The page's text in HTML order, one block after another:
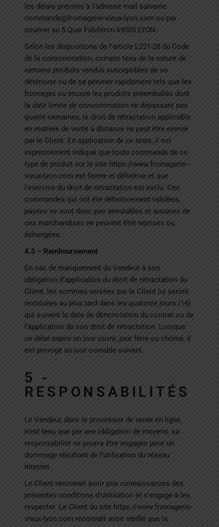
les délais précités à l’adresse mail suivante
commande@fromagerie-vieux-lyon.com ou par
courrier au 5 Quai Fulchiron 69005 LYON.
Selon les dispositions de l’article L221-28 du Code
de la consommation, compte tenu de la nature de
certains produits vendus susceptibles de se
détériorer ou de se périmer rapidement tels que les
fromages ou encore les produits préemballés dont
la date limite de consommation ne dépassant pas
quatre semaines, le droit de rétractation applicable
en matière de vente à distance ne peut être exercé
par le Client. En application de ce texte, il est
expressément indiqué que toute commande de ce
type de produit sur le site https://www.fromagerie-
vieux-lyon.com est ferme et définitive et que
l’exercice du droit de rétractation est exclu. Ces
commandes qui ont été définitivement validées,
payées ne sont donc pas annulables et aucunes de
ces marchandises ne peuvent être reprises ou
échangées.
4.3 – Remboursement
En cas de manquement du Vendeur à son
obligation d’application du droit de rétractation du
Client, les sommes versées par le Client lui seront
restituées au plus tard dans les quatorze jours (14)
qui suivent la date de dénonciation du contrat ou de
l’application de son droit de rétractation. Lorsque
ce délai expire un jour ouvré, jour férié ou chômé, il
est prorogé au jour ouvrable suivant.
5 -
RESPONSABILITÉS
Le Vendeur, dans le processus de vente en ligne,
n’est tenu que par une obligation de moyens, sa
responsabilité ne pourra être engagée pour un
dommage résultant de l’utilisation du réseau
Internet.
Le Client reconnaît avoir pris connaissances des
présentes conditions d’utilisation et s’engage à les
respecter. Le Client du site https://www.fromagerie-
vieux-lyon.com reconnaît avoir vérifié que la